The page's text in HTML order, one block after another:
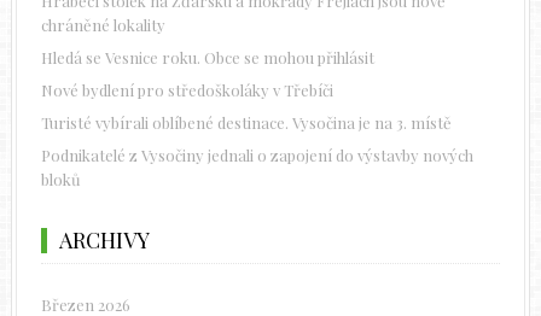
chráněné lokality
Hledá se Vesnice roku. Obce se mohou přihlásit
Nové bydlení pro středoškoláky v Třebíči
Turisté vybírali oblíbené destinace. Vysočina je na 3. místě
Podnikatelé z Vysočiny jednali o zapojení do výstavby nových
bloků
ARCHIVY
Březen 2026